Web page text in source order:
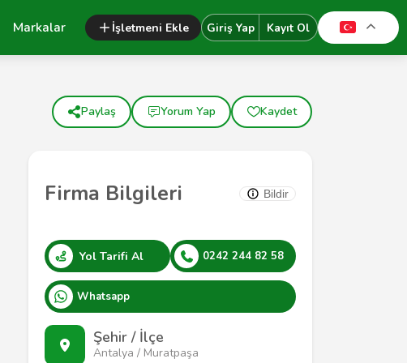
Markalar İşletmeni Ekle Giriş Yap Kayıt Ol
Firma Bilgileri Bildir
Yol Tarifi Al 0242 244 82 58
Whatsapp
Şehir / İlçe
Antalya / Muratpaşa
Paylaş Yorum Yap Kaydet